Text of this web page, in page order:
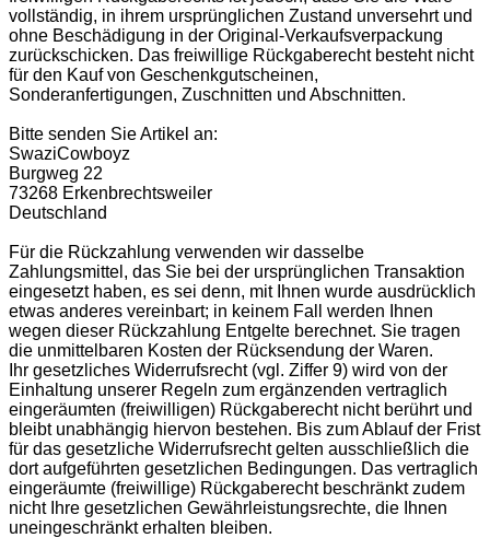
vollständig, in ihrem ursprünglichen Zustand unversehrt und
ohne Beschädigung in der Original-Verkaufsverpackung
zurückschicken. Das freiwillige Rückgaberecht besteht nicht
für den Kauf von Geschenkgutscheinen,
Sonderanfertigungen, Zuschnitten und Abschnitten.
Bitte senden Sie Artikel an:
SwaziCowboyz
Burgweg 22
73268 Erkenbrechtsweiler
Deutschland
Für die Rückzahlung verwenden wir dasselbe
Zahlungsmittel, das Sie bei der ursprünglichen Transaktion
eingesetzt haben, es sei denn, mit Ihnen wurde ausdrücklich
etwas anderes vereinbart; in keinem Fall werden Ihnen
wegen dieser Rückzahlung Entgelte berechnet. Sie tragen
die unmittelbaren Kosten der Rücksendung der Waren.
Ihr gesetzliches Widerrufsrecht (vgl. Ziffer 9) wird von der
Einhaltung unserer Regeln zum ergänzenden vertraglich
eingeräumten (freiwilligen) Rückgaberecht nicht berührt und
bleibt unabhängig hiervon bestehen. Bis zum Ablauf der Frist
für das gesetzliche Widerrufsrecht gelten ausschließlich die
dort aufgeführten gesetzlichen Bedingungen. Das vertraglich
eingeräumte (freiwillige) Rückgaberecht beschränkt zudem
nicht Ihre gesetzlichen Gewährleistungsrechte, die Ihnen
uneingeschränkt erhalten bleiben.